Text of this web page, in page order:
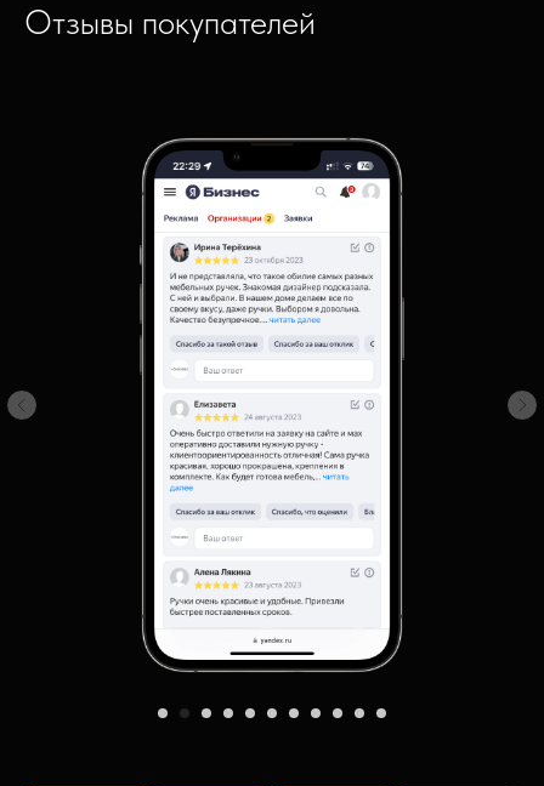
Отзывы покупателей